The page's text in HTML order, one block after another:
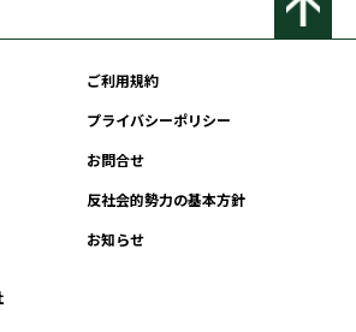
ご利用規約
プライバシーポリシー
お問合せ
反社会的勢力の基本方針
お知らせ